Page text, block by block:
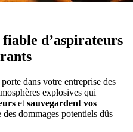
d’aspirateurs
dans votre entreprise des
explosives qui
et sauvegardent vos
des dommages potentiels dûs